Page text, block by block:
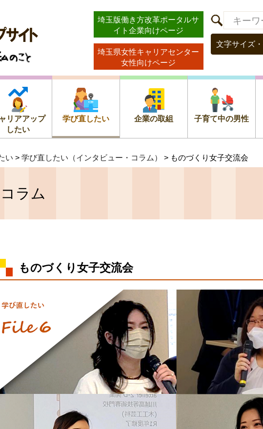
ッ
と
埼玉版働き方改革ポータルサ
イト企業向けページ
埼玉県女性キャリアセンター
女性向けページ
文字サイズ
リアアップ
したい
学び直したい 企業の取組 子育て中の男性
い > 学び直したい（インタビュー・コラム） > ものづくり女子交流会
ラム
ものづくり女子交流会